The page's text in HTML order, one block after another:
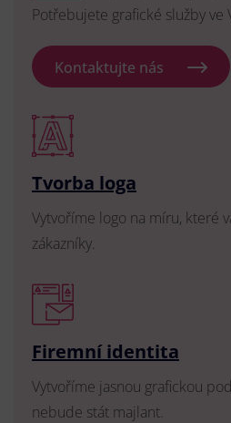
Potřebujete grafické služby
Kontaktujte nás
Tvorba loga
Vytvoříme logo na míru, které
zákazníky.
Firemní identita
Vytvoříme jasnou grafickou
nebude stát majlant.